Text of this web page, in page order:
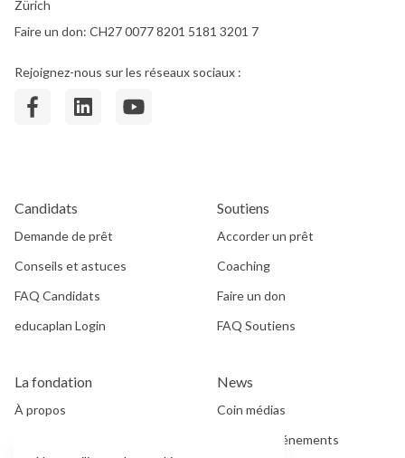
Zürich
Faire un don: CH27 0077 8201 5181 3201 7
Rejoignez-nous sur les réseaux sociaux :
Candidats
Demande de prêt
Conseils et astuces
FAQ Candidats
educaplan Login
Soutiens
Accorder un prêt
Coaching
Faire un don
FAQ Soutiens
La fondation
À propos
News
Coin médias
News et événements